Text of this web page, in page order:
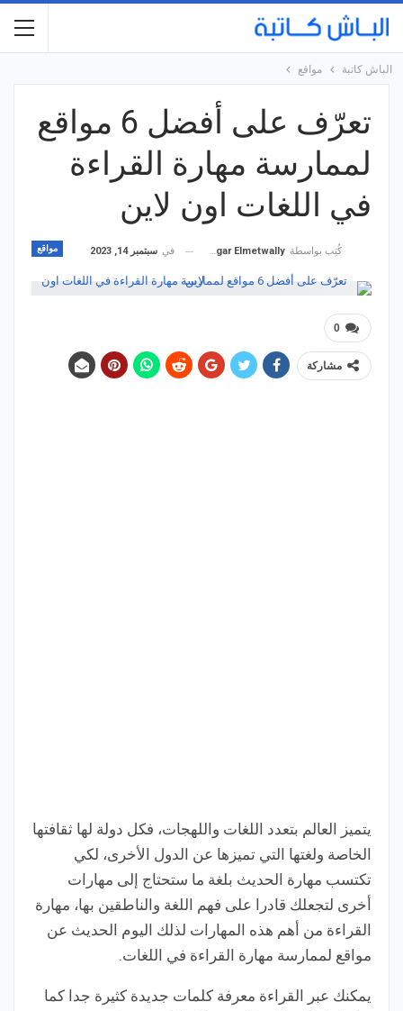
الباش كاتبة مواقع
تعرّف على أفضل 6 مواقع
لممارسة مهارة القراءة
في اللغات اون لاين
مواقع كُتِب بواسطة Hagar Elmetwally في سبتمبر 14, 2023
0
مشاركة
يتميز العالم بتعدد اللغات واللهجات، فكل دولة لها ثقافتها
الخاصة ولغتها التي تميزها عن الدول الأخرى، لكي
تكتسب مهارة الحديث بلغة ما ستحتاج إلى مهارات
أخرى لتجعلك قادرا على فهم اللغة والناطقين بها، مهارة
القراءة من أهم هذه المهارات لذلك اليوم الحديث عن
مواقع لممارسة مهارة القراءة في اللغات.
يمكنك عبر القراءة معرفة كلمات جديدة كثيرة جدا كما